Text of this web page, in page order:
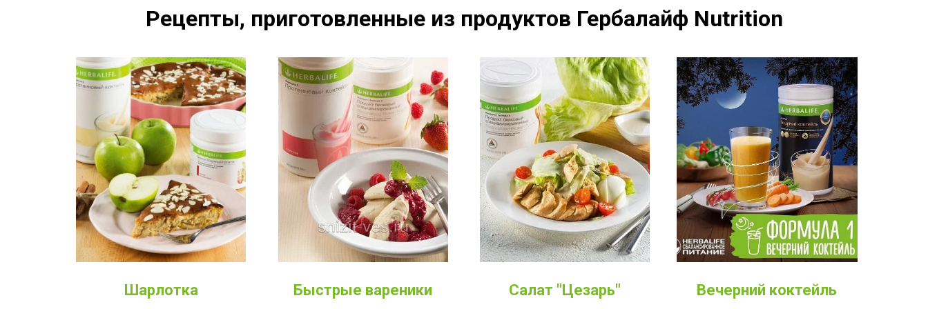
Рецепты, приготовленные из продуктов Гербалайф Nutrition
Шарлотка Быстрые вареники Салат "Цезарь" Вечерний коктейль